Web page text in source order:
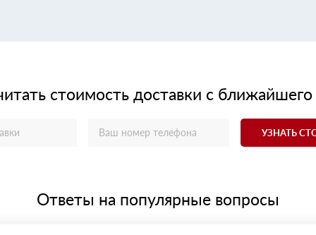
стоимость доставки с ближайшего
УЗНАТЬ
Ответы на популярные вопросы